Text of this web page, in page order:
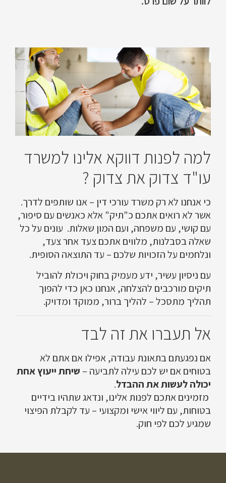
למה לפנות דווקא אלינו למשרד
עו"ד צדוק את צדוק ?
כי אנחנו לא רק משרד עורכי דין – אנו שותפים לדרך.
אשר לא רואים אתכם כ"תיק" אלא כאנשים עם סיפור,
עם קושי, עם משפחה, ועם המון שאלות. עונים על כל
שאלה בסבלנות, מלווים אתכם צעד אחר צעד,
ונלחמים על הזכויות שלכם – עד התוצאה הסופית.
עם ניסיון עשיר, ידע מעמיק בחוק ויכולת להוביל
תיקים מורכבים להצלחה, אנחנו כאן כדי להפוך
תהליך מתסכל – להליך ברור, ממוקד ומדויק.
אל תעברו את זה לבד
אם נפגעתם בתאונת עבודה, אפילו אם אתם לא
בטוחים אם יש לכם עילה לתביעה – שיחת ייעוץ אחת
יכולה לעשות את ההבדל.
מזמינים אתכם לפנות אלינו, ונדאג שתהיו בידיים
בטוחות, עם ליווי אישי ומקצועי – עד לקבלת הפיצוי
שמגיע לכם לפי חוק.